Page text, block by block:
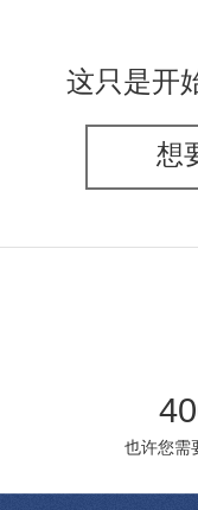
这只是开
想
也许您需